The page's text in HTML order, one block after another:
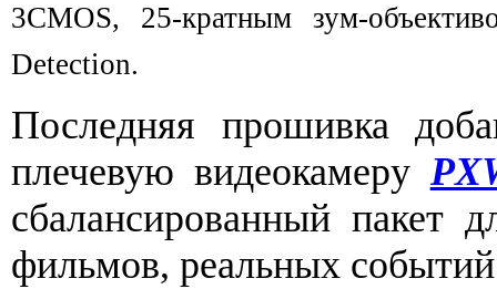
3CMOS, 25-кратным зум-
Detection.
Последняя прошивка
плечевую видеокамеру
сбалансированный пакет
фильмов, реальных